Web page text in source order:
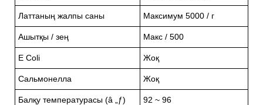
Латтаның жалпы саны Максимум 5000 / г
Ашытқы / зең Макс / 500
E Coli Жоқ
Сальмонелла Жоқ
Балқу температурасы (â „ƒ) 92 ~ 96